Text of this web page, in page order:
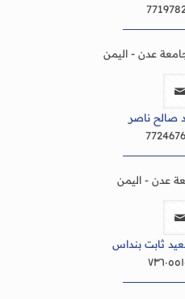
عدن - اليمن
صالح ناصر
عدن - اليمن
ثابت بنداس